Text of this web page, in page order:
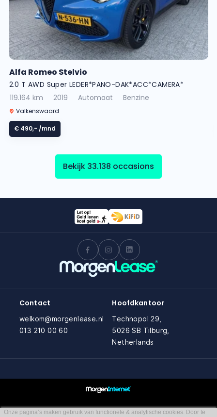
Alfa Romeo Stelvio
2.0 T AWD Super LEDER*PANO-DAK*ACC*CAMERA*
119.164 km
2019 Automaat Benzine
Valkenswaard
€ 490,- /mnd
Bekijk 33.138 occasions
Contact
welkom@morgenlease.nl
013 210 00 60
Hoofdkantoor
Technopol 29,
5026 SB Tilburg,
Netherlands
Onze pagina’s maken gebruik van functionele & analytische cookies. Door te